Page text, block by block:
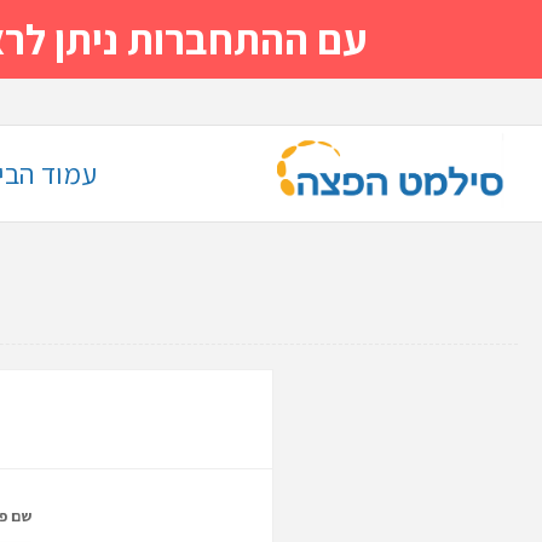
עם ההתחברות ניתן לראות
עמוד
שם